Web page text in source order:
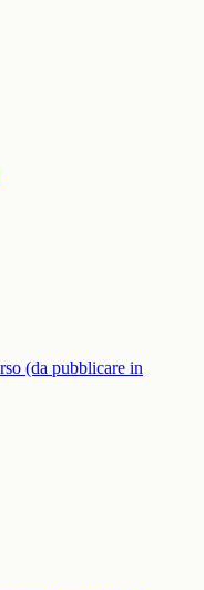
(da pubblicare in